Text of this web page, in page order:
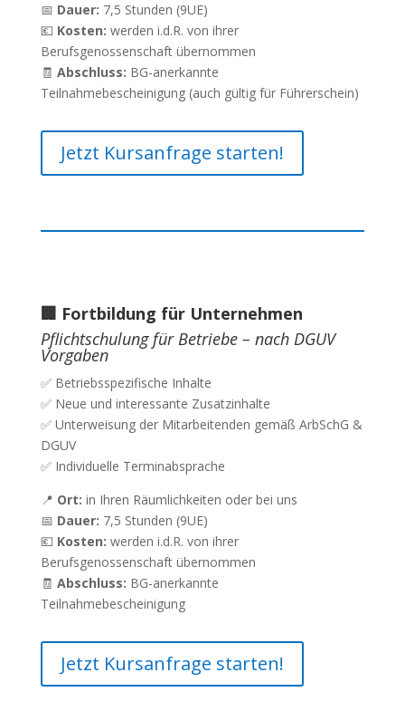
📅 Dauer: 7,5 Stunden (9UE)
💶 Kosten: werden i.d.R. von ihrer
Berufsgenossenschaft übernommen
🧾 Abschluss: BG-anerkannte
Teilnahmebescheinigung (auch gültig für Führerschein)
Jetzt Kursanfrage starten!
🏢 Fortbildung für Unternehmen
Pflichtschulung für Betriebe – nach DGUV
Vorgaben
✅ Betriebsspezifische Inhalte
✅ Neue und interessante Zusatzinhalte
✅ Unterweisung der Mitarbeitenden gemäß ArbSchG &
DGUV
✅ Individuelle Terminabsprache
📍 Ort: in Ihren Räumlichkeiten oder bei uns
📅 Dauer: 7,5 Stunden (9UE)
💶 Kosten: werden i.d.R. von ihrer
Berufsgenossenschaft übernommen
🧾 Abschluss: BG-anerkannte
Teilnahmebescheinigung
Jetzt Kursanfrage starten!